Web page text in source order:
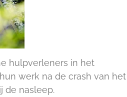
hulpverleners in het
werk na de crash van het
de nasleep.